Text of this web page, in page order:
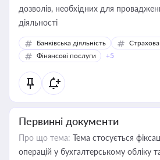
дозволів, необхідних для
діяльності
Банківська діяльність
Страхова
Фінансові послуги
+5
Первинні документи
Про що тема: Тема стосується
операцій у бухгалтерському обліку